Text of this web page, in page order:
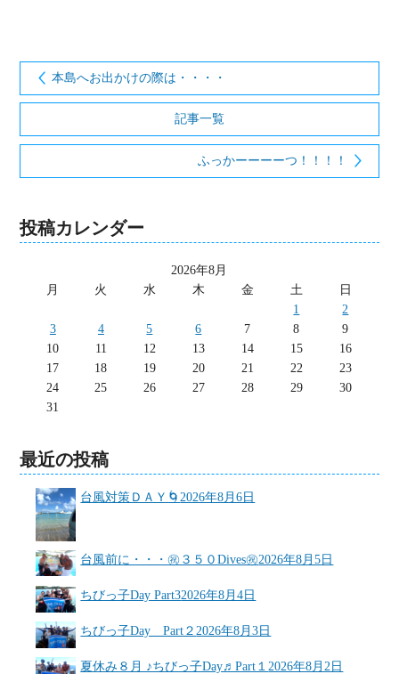
本島へお出かけの際は・・・・
記事一覧
ふっかーーーーつ！！！！
投稿カレンダー
2026年8月
月
火 水 木 金 土
日
1
2
3
4 5 6 7 8
9
10
11 12 13 14 15
16
17
18 19 20 21 22
23
24
25 26 27 28 29
30
31
最近の投稿
台風対策ＤＡＹ🌀 2026年8月6日
台風前に・・・㊗３５０Dives㊗2026年8月5日
ちびっ子Day Part32026年8月4日
ちびっ子Day Part２ 2026年8月3日
夏休み８月 ♪ちびっ子Day♬Part１ 2026年8月2日